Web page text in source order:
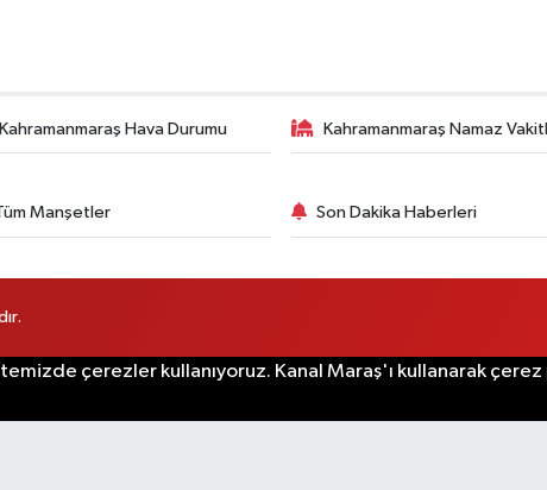
Kahramanmaraş Hava Durumu Kahramanmaraş Namaz
Manşetler Son Dakika Haberleri
çerezler kullanıyoruz. Kanal Maraş'ı kullanarak çerez